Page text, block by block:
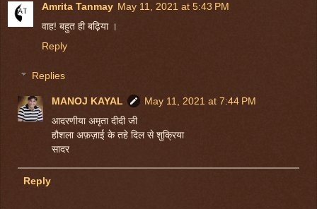
Amrita Tanmay May 11, 2021 at 5:43 PM
वाह! बहुत ही बढ़िया ।
Reply
Replies
MANOJ KAYAL
May 11, 2021 at 7:44 PM
आदरणीया अमृता दीदी जी
हौशला अफ़ज़ाई के तहे दिल से शुक्रिया
सादर
Reply